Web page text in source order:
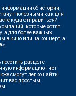
об истории,
полезными как для
куда отправиться?
которые хотят
а для более важных
в кино или на концерт, а
раздел с
информацию - нет
смогут легко найти
вас простым